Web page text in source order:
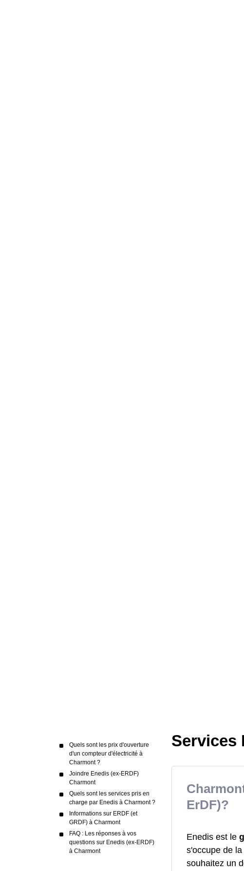
Quels sont les prix d'ouverture
d'un compteur d'électricité à
Charmont ?
Joindre Enedis (ex-ERDF)
Charmont
Quels sont les services pris en
charge par Enedis à Charmont ?
Informations sur ERDF (et
GRDF) à Charmont
FAQ : Les réponses à vos
questions sur Enedis (ex-ERDF)
à Charmont
Services
ErDF)?
Enedis est le
s'occupe de
souhaitez un